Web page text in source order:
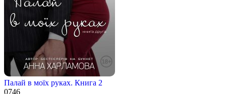
Палай в моїх руках. Книга 2
0746